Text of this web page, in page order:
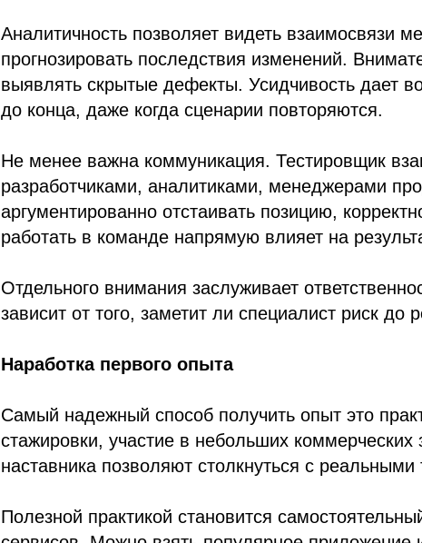
Аналитичность позволяет видеть взаимосвязи
прогнозировать последствия изменений.
выявлять скрытые дефекты. Усидчивость дает
до конца, даже когда сценарии повторяются.
Не менее важна коммуникация. Тестировщик
разработчиками, аналитиками, менеджерами
аргументированно отстаивать позицию,
работать в команде напрямую влияет на
Отдельного внимания заслуживает
зависит от того, заметит ли специалист риск до
Наработка первого опыта
Самый надежный способ получить опыт это
стажировки, участие в небольших коммерческих
наставника позволяют столкнуться с
Полезной практикой становится